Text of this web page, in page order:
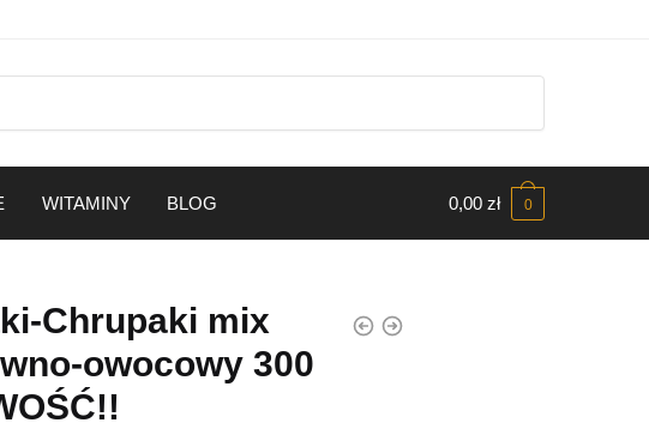
WITAMINY BLOG 0,00 zł 0
Chrupaki mix
owocowy 300